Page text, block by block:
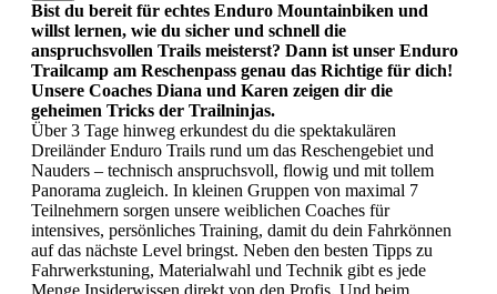
Bist du bereit für echtes Enduro Mountainbiken und
willst lernen, wie du sicher und schnell die
anspruchsvollen Trails meisterst? Dann ist unser Enduro
Trailcamp am Reschenpass genau das Richtige für dich!
Unsere Coaches Diana und Karen zeigen dir die
geheimen Tricks der Trailninjas.
Über 3 Tage hinweg erkundest du die spektakulären
Dreiländer Enduro Trails rund um das Reschengebiet und
Nauders – technisch anspruchsvoll, flowig und mit tollem
Panorama zugleich. In kleinen Gruppen von maximal 7
Teilnehmern sorgen unsere weiblichen Coaches für
intensives, persönliches Training, damit du dein Fahrkönnen
auf das nächste Level bringst. Neben den besten Tipps zu
Fahrwerkstuning, Materialwahl und Technik gibt es jede